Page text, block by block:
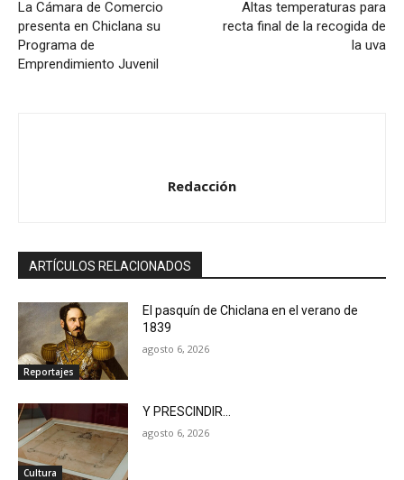
La Cámara de Comercio
presenta en Chiclana su
Programa de
Emprendimiento Juvenil
Altas temperaturas para
recta final de la recogida de
la uva
Redacción
ARTÍCULOS RELACIONADOS
Reportajes
El pasquín de Chiclana en el verano de
1839
agosto 6, 2026
Cultura
Y PRESCINDIR…
agosto 6, 2026